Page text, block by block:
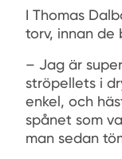
I Thomas
torv, innan de
– Jag är
ströpellets i
enkel, och
spånet som
man sedan